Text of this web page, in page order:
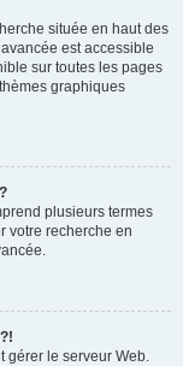
située en haut des
est accessible
sur toutes les pages
graphiques
plusieurs termes
votre recherche en
gérer le serveur Web.